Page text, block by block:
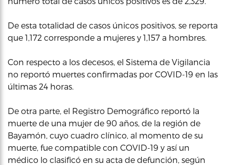
De esta totalidad de casos únicos positivos, se reporta
que 1,172 corresponde a mujeres y 1,157 a hombres.
Con respecto a los decesos, el Sistema de Vigilancia
no reportó muertes confirmadas por COVID-19 en las
últimas 24 horas.
De otra parte, el Registro Demográfico reportó la
muerte de una mujer de 90 años, de la región de
Bayamón, cuyo cuadro clínico, al momento de su
muerte, fue compatible con COVID-19 y así un
médico lo clasificó en su acta de defunción, según